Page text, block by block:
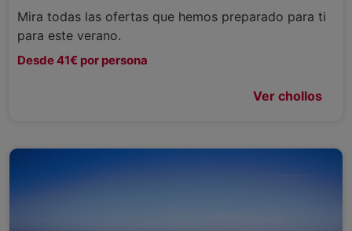
Mira todas las ofertas que hemos preparado para ti
para este verano.
Desde 41€ por persona
Ver chollos